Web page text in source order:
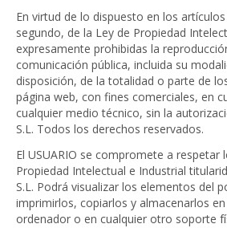
En virtud de lo dispuesto en los
segundo, de la Ley de Propiedad
expresamente prohibidas la
comunicación pública, incluida su
disposición, de la totalidad o parte de
página web, con fines comerciales, en
cualquier medio técnico, sin la
S.L. Todos los derechos reservados.
El USUARIO se compromete a respetar
Propiedad Intelectual e Industrial
S.L. Podrá visualizar los elementos del
imprimirlos, copiarlos y almacenarlos
ordenador o en cualquier otro soporte